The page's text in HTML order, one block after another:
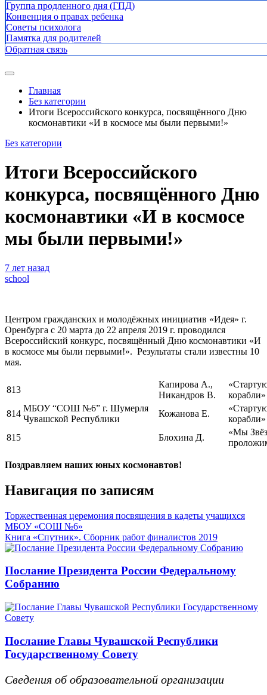
Группа продленного дня (ГПД)
Конвенция о правах ребенка
Советы психолога
Памятка для родителей
Обратная связь
Главная
Без категории
Итоги Всероссийского конкурса, посвящённого Дню
космонавтики «И в космосе мы были первыми!»
Без категории
Итоги Всероссийского
конкурса, посвящённого Дню
космонавтики «И в космосе
мы были первыми!»
7 лет назад
school
Центром гражданских и молодёжных инициатив «Идея» г.
Оренбурга с 20 марта до 22 апреля 2019 г. проводился
Всероссийский конкурс, посвящённый Дню космонавтики «И
в космосе мы были первыми!». Результаты стали известны 10
мая.
813
МБОУ “СОШ №6” г. Шумерля
Чувашской Республики
Капирова А.,
Никандров В.
корабли»
814
Кожанова Е.
корабли»
815
Блохина Д.
«Мы
Поздравляем наших юных космонавтов!
Навигация по записям
Торжественная церемония посвящения в кадеты учащихся
МБОУ «СОШ №6»
Книга «Спутник». Сборник работ финалистов 2019
Послание Президента России Федеральному
Собранию
Послание Главы Чувашской Республики
Государственному Совету
Сведения об образовательной организации